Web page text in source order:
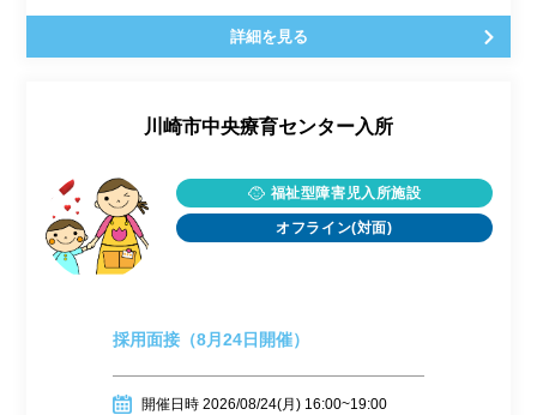
詳細を見る
川崎市中央療育センター入所
福祉型障害児入所施設
オフライン(対面)
採用面接（8月24日開催）
開催日時 2026/08/24(月) 16:00~19:00